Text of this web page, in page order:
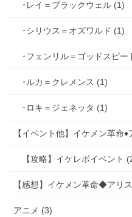
･レイ＝ブラックウェル (1)
･シリウス＝オズワルド (1)
･フェンリル＝ゴッドスピー
･ルカ＝クレメンス (1)
･ロキ＝ジェネッタ (1)
【イベント他】イケメン革命
【攻略】イケレボイベント
【感想】イケメン革命◆アリ
アニメ (3)